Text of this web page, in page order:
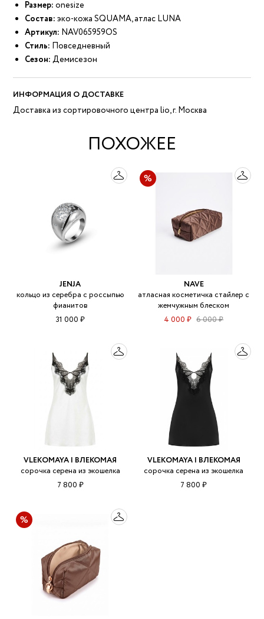
Размер: onesize
Состав: эко-кожа SQUAMA, атлас LUNA
Артикул: NAV065959OS
Стиль: Повседневный
Сезон: Демисезон
ИНФОРМАЦИЯ О ДОСТАВКЕ
Доставка из сортировочного центра lio, г. Москва
ПОХОЖЕЕ
JENJA
кольцо из серебра с россыпью
фианитов
31 000 ₽
NAVE
атласная косметичка стайлер с
жемчужным блеском
4 000 ₽ 6 000 ₽
VLEKOMAYA | ВЛЕКОМАЯ
сорочка серена из экошелка
7 800 ₽
VLEKOMAYA | ВЛЕКОМАЯ
сорочка серена из экошелка
7 800 ₽